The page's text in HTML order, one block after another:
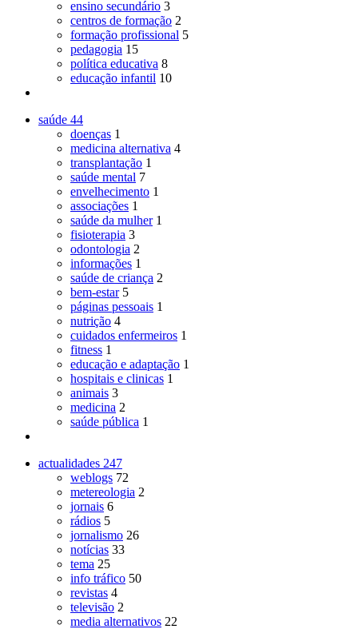
ensino secundário 3
centros de formação 2
formação profissional 5
pedagogia 15
política educativa 8
educação infantil 10
saúde 44
doenças 1
medicina alternativa 4
transplantação 1
saúde mental 7
envelhecimento 1
associações 1
saúde da mulher 1
fisioterapia 3
odontologia 2
informações 1
saúde de criança 2
bem-estar 5
páginas pessoais 1
nutrição 4
cuidados enfermeiros 1
fitness 1
educação e adaptação 1
hospitais e clinicas 1
animais 3
medicina 2
saúde pública 1
actualidades 247
weblogs 72
metereologia 2
jornais 6
rádios 5
jornalismo 26
notícias 33
tema 25
info tráfico 50
revistas 4
televisão 2
media alternativos 22